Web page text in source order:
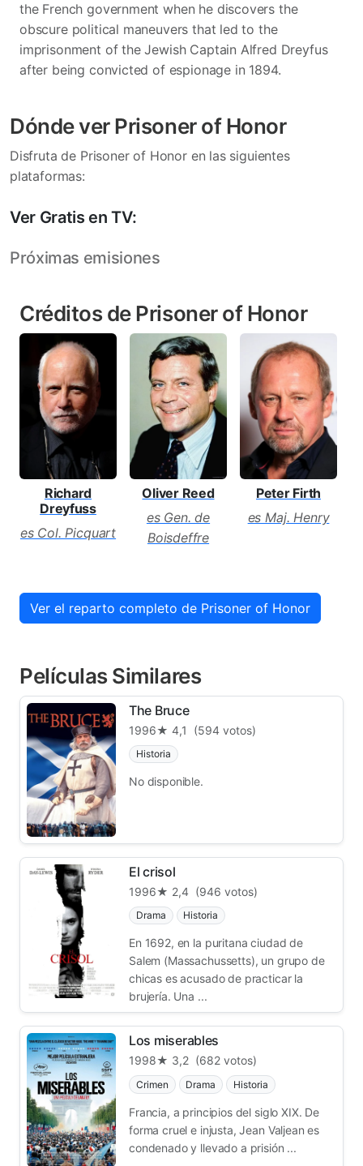
the French government when he discovers the
obscure political maneuvers that led to the
imprisonment of the Jewish Captain Alfred Dreyfus
after being convicted of espionage in 1894.
Dónde ver Prisoner of Honor
Disfruta de Prisoner of Honor en las siguientes
plataformas:
Ver Gratis en TV:
Próximas emisiones
Créditos de Prisoner of Honor
Richard
Dreyfuss
es Col. Picquart
Oliver Reed
es Gen. de
Boisdeffre
Peter Firth
es Maj. Henry
Ver el reparto completo de Prisoner of Honor
Películas Similares
The Bruce
1996★ 4,1 (594 votos)
Historia
No disponible.
El crisol
1996★ 2,4 (946 votos)
Drama Historia
En 1692, en la puritana ciudad de
Salem (Massachussetts), un grupo de
chicas es acusado de practicar la
brujería. Una ...
Los miserables
1998★ 3,2 (682 votos)
Crimen Drama Historia
Francia, a principios del siglo XIX. De
forma cruel e injusta, Jean Valjean es
condenado y llevado a prisión ...